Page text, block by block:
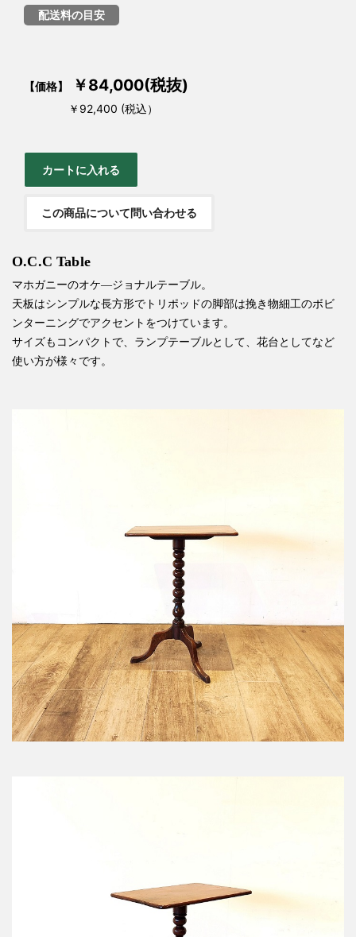
配送料の目安
【価格】 ￥84,000(税抜)
￥92,400 (税込）
この商品について問い合わせる
O.C.C Table
マホガニーのオケ―ジョナルテーブル。
天板はシンプルな長方形でトリポッドの脚部は挽き物細工のボビ
ンターニングでアクセントをつけています。
サイズもコンパクトで、ランプテーブルとして、花台としてなど
使い方が様々です。